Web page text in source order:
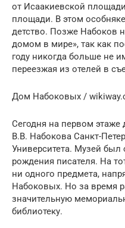
от Исаакиевской
площади. В этом
детство. Позже Набоков
домом в мире», так как
году никогда больше не
переезжая из отелей в
Дом Набоковых /
Сегодня на первом
В.В. Набокова Санкт-
Университета. Музей был
рождения писателя. На
ни одного предмета,
Набоковых. Но за время
значительную
библиотеку.